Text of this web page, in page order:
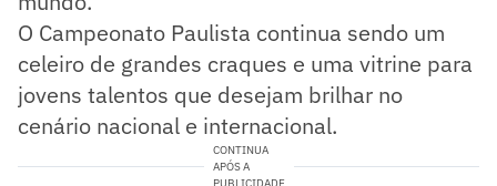
O Campeonato Paulista continua sendo um
celeiro de grandes craques e uma vitrine para
jovens talentos que desejam brilhar no
cenário nacional e internacional.
CONTINUA
APÓS A
PUBLICIDADE